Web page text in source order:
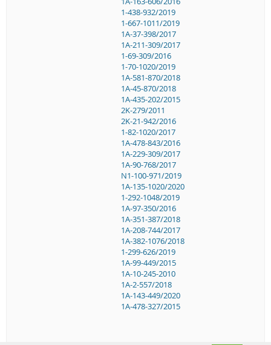
1-438-932/2019
1-667-1011/2019
1A-37-398/2017
1A-211-309/2017
1-69-309/2016
1-70-1020/2019
1A-581-870/2018
1A-45-870/2018
1A-435-202/2015
2K-279/2011
2K-21-942/2016
1-82-1020/2017
1A-478-843/2016
1A-229-309/2017
1A-90-768/2017
N1-100-971/2019
1A-135-1020/2020
1-292-1048/2019
1A-97-350/2016
1A-351-387/2018
1A-208-744/2017
1A-382-1076/2018
1-299-626/2019
1A-99-449/2015
1A-10-245-2010
1A-2-557/2018
1A-143-449/2020
1A-478-327/2015